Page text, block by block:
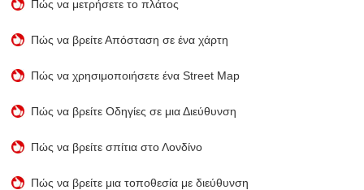
Πώς να μετρήσετε το πλάτος
Πώς να βρείτε Απόσταση σε ένα χάρτη
Πώς να χρησιμοποιήσετε ένα Street Map
Πώς να βρείτε Οδηγίες σε μια Διεύθυνση
Πώς να βρείτε σπίτια στο Λονδίνο
Πώς να βρείτε μια τοποθεσία με διεύθυνση